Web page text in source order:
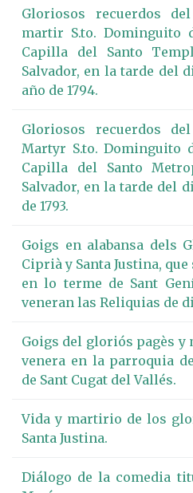
Gloriosos recuerdos
martir S.to. Dominguito
Capilla del Santo
Salvador, en la tarde del
año de 1794.
Gloriosos recuerdos
Martyr S.to. Dominguito
Capilla del Santo
Salvador, en la tarde del
de 1793.
Goigs en alabansa dels
Ciprià y Santa Justina,
en lo terme de Sant
veneran las Reliquias de
Goigs del gloriós pagès y
venera en la parroquia
de Sant Cugat del Vallés.
Vida y martirio de los
Santa Justina.
Diálogo de la comedia